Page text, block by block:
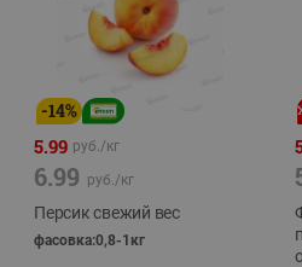
-14%
5.99 руб./кг
6.99 руб./кг
Персик свежий вес
фасовка:0,8-1кг